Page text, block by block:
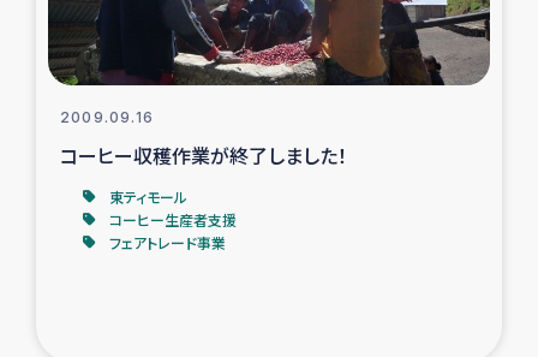
インターン・ボランティア日誌
ガザ空爆被災者への食料支援と農家生産支援
2009.09.16
コーヒー収穫作業が終了しました！
東ティモール
コーヒー生産者支援
フェアトレード事業